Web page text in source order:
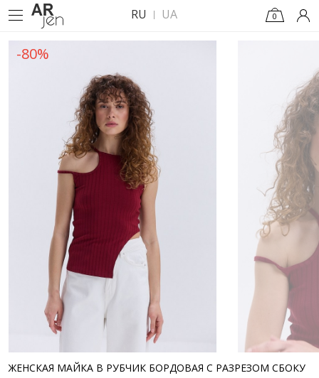
RU UA 0
-80%
ЖЕНСКАЯ МАЙКА В РУБЧИК БОРДОВАЯ С РАЗРЕЗОМ СБОКУ